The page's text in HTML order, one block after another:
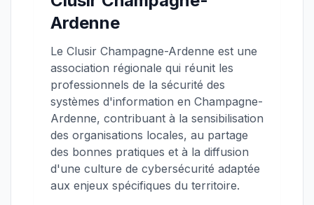
Ardenne
Le Clusir Champagne-Ardenne est une
association régionale qui réunit les
professionnels de la sécurité des
systèmes d'information en Champagne-
Ardenne, contribuant à la sensibilisation
des organisations locales, au partage
des bonnes pratiques et à la diffusion
d'une culture de cybersécurité adaptée
aux enjeux spécifiques du territoire.